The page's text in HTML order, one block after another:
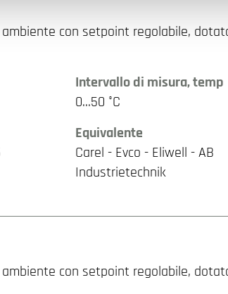
con setpoint regolabile,
Intervallo di misura, temp
0…50 °C
Equivalente
Carel - Evco - Eliwell - AB
Industrietechnik
con setpoint regolabile,